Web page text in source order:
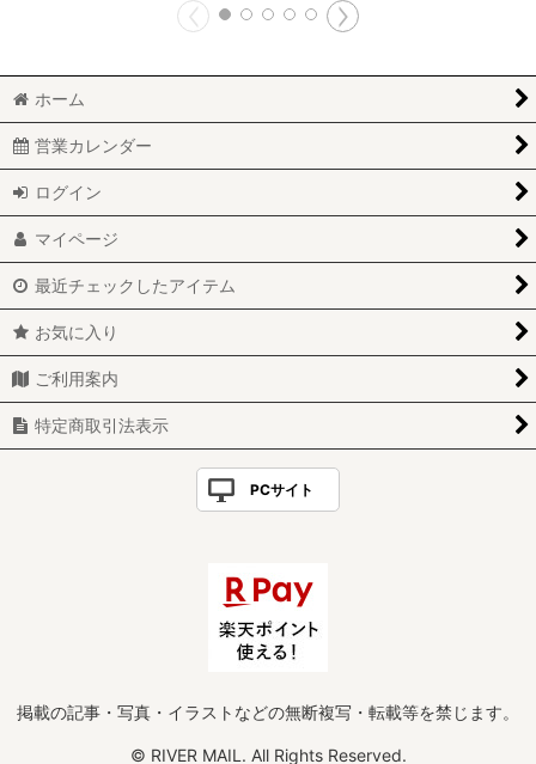
ホーム
営業カレンダー
ログイン
マイページ
最近チェックしたアイテム
お気に入り
ご利用案内
特定商取引法表示
PCサイト
掲載の記事・写真・イラストなどの無断複写・転載等を禁じます。
© RIVER MAIL. All Rights Reserved.